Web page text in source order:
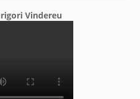
Vindereu